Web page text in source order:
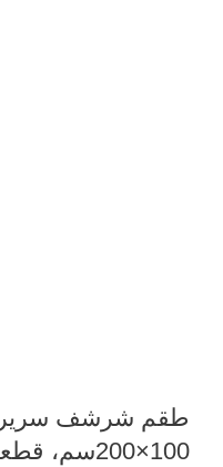
طقم شرشف
100×200سم، قطعتين